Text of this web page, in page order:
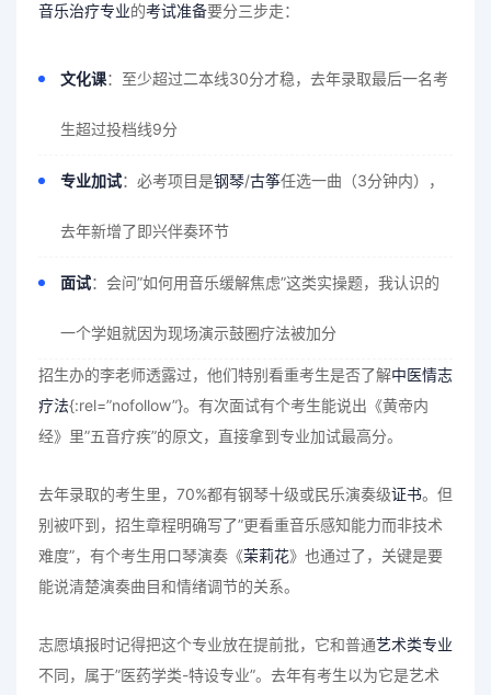
音乐治疗专业的考试准备要分三步走：
文化课：至少超过二本线30分才稳，去年录取最后一名考
生超过投档线9分
专业加试：必考项目是钢琴/古筝任选一曲（3分钟内），
去年新增了即兴伴奏环节
面试：会问”如何用音乐缓解焦虑”这类实操题，我认识的
一个学姐就因为现场演示鼓圈疗法被加分
招生办的李老师透露过，他们特别看重考生是否了解中医情志
疗法{:rel=”nofollow”}。有次面试有个考生能说出《黄帝内
经》里”五音疗疾”的原文，直接拿到专业加试最高分。
去年录取的考生里，70%都有钢琴十级或民乐演奏级证书。但
别被吓到，招生章程明确写了”更看重音乐感知能力而非技术
难度”，有个考生用口琴演奏《茉莉花》也通过了，关键是要
能说清楚演奏曲目和情绪调节的关系。
志愿填报时记得把这个专业放在提前批，它和普通艺术类专业
不同，属于”医药学类-特设专业”。去年有考生以为它是艺术